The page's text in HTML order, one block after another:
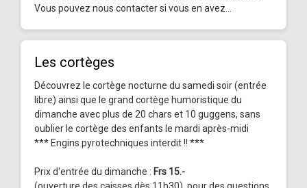
Vous pouvez nous contacter si vous en avez...
Les cortèges
Découvrez le cortège nocturne du samedi soir (entrée
libre) ainsi que le grand cortège humoristique du
dimanche avec plus de 20 chars et 10 guggens, sans
oublier le cortège des enfants le mardi après-midi
*** Engins pyrotechniques interdit !! ***
Prix d'entrée du dimanche : Frs 15.-